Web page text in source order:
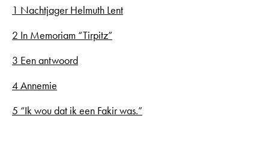
1 Nachtjager Helmuth Lent
2 In Memoriam “Tirpitz”
3 Een antwoord
4 Annemie
5 “Ik wou dat ik een Fakir was.”